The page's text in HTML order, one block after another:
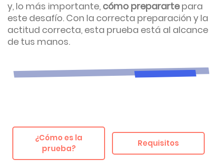
y, lo más importante, cómo preparartepara
este desafío. Con la correcta preparación y la
actitud correcta, esta prueba está al alcance
de tus manos.
¿Cómo es la
prueba?
Requisitos